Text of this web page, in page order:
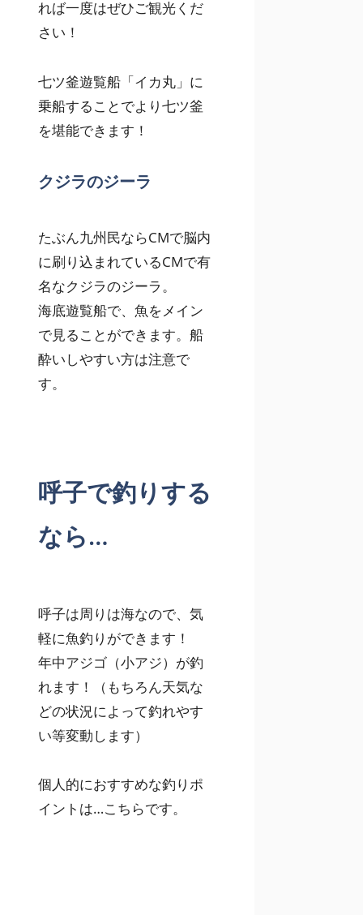
れば一度はぜひご観光くだ
さい！
七ツ釜遊覧船「イカ丸」に
乗船することでより七ツ釜
を堪能できます！
クジラのジーラ
たぶん九州民ならCMで脳内
に刷り込まれているCMで有
名なクジラのジーラ。
海底遊覧船で、魚をメイン
で見ることができます。船
酔いしやすい方は注意で
す。
呼子で釣りする
なら…
呼子は周りは海なので、気
軽に魚釣りができます！
年中アジゴ（小アジ）が釣
れます！（もちろん天気な
どの状況によって釣れやす
い等変動します）
個人的におすすめな釣りポ
イントは…こちらです。